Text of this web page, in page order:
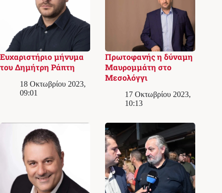
Ευχαριστήριο μήνυμα
του Δημήτρη Ράπτη
18 Οκτωβρίου 2023,
09:01
Πρωτοφανής η δύναμη
Μαυρομμάτη στο
Μεσολόγγι
17 Οκτωβρίου 2023,
10:13